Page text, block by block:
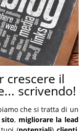
crescere il
scrivendo!
che si tratta di un
, migliorare la lead